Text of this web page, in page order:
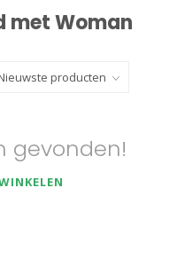
met Woman
gevonden!